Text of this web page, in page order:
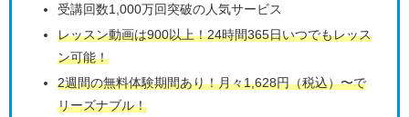
受講回数1,000万回突破の人気サービス
レッスン動画は900以上！24時間365日いつでもレッス
ン可能！
2週間の無料体験期間あり！月々1,628円（税込）〜で
リーズナブル！